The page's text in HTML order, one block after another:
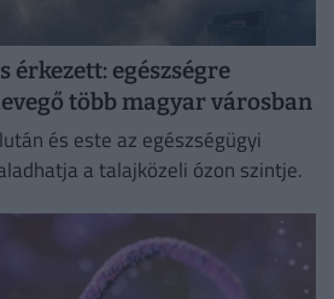
érkezett: egészségre
több magyar városban
és este az egészségügyi
a talajközeli ózon szintje.